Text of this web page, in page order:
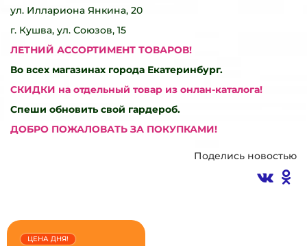
ул. Иллариона Янкина, 20
г. Кушва, ул. Союзов, 15
ЛЕТНИЙ АССОРТИМЕНТ ТОВАРОВ!
Во всех магазинах города Екатеринбург.
СКИДКИ на отдельный товар из онлан-каталога!
Спеши обновить свой гардероб.
ДОБРО ПОЖАЛОВАТЬ ЗА ПОКУПКАМИ!
Поделись новостью
ЦЕНА ДНЯ!